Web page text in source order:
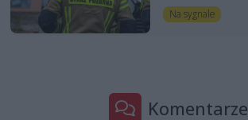
Na sygnale
Komentarze